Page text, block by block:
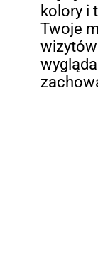
kolory i
Twoje